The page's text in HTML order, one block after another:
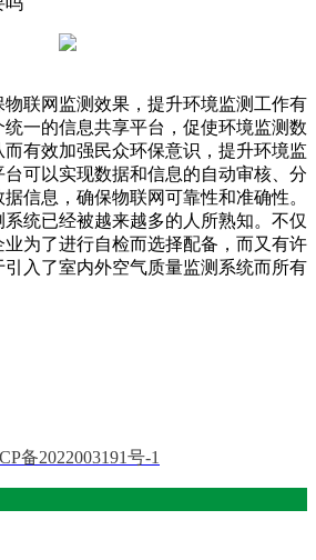
联网监测效果，提升环境监测工作有
一的信息共享平台，促使环境监测数
有效加强民众环保意识，提升环境监
可以实现数据和信息的自动审核、分
信息，确保物联网可靠性和准确性。
统已经被越来越多的人所熟知。不仅
为了进行自检而选择配备，而又有许
入了室内外空气质量监测系统而所有
备2022003191号-1